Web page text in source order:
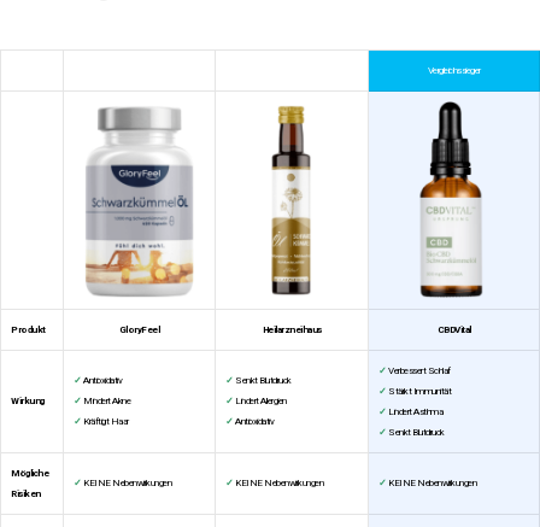
Vergleichssieger
Produkt GloryFeel Heilarzneihaus CBDVital
Wirkung
✓ Antioxidativ
✓ Mindert Akne
✓ Kräftigt Haar
✓ Senkt Blutdruck
✓ Lindert Allergien
✓ Antioxidativ
✓ Verbessert Schlaf
✓ Stärkt Immunität
✓ Lindert Asthma
✓ Senkt Blutdruck
Mögliche
Risiken
✓ KEINE Nebenwirkungen ✓ KEINE Nebenwirkungen ✓ KEINE Nebenwirkungen